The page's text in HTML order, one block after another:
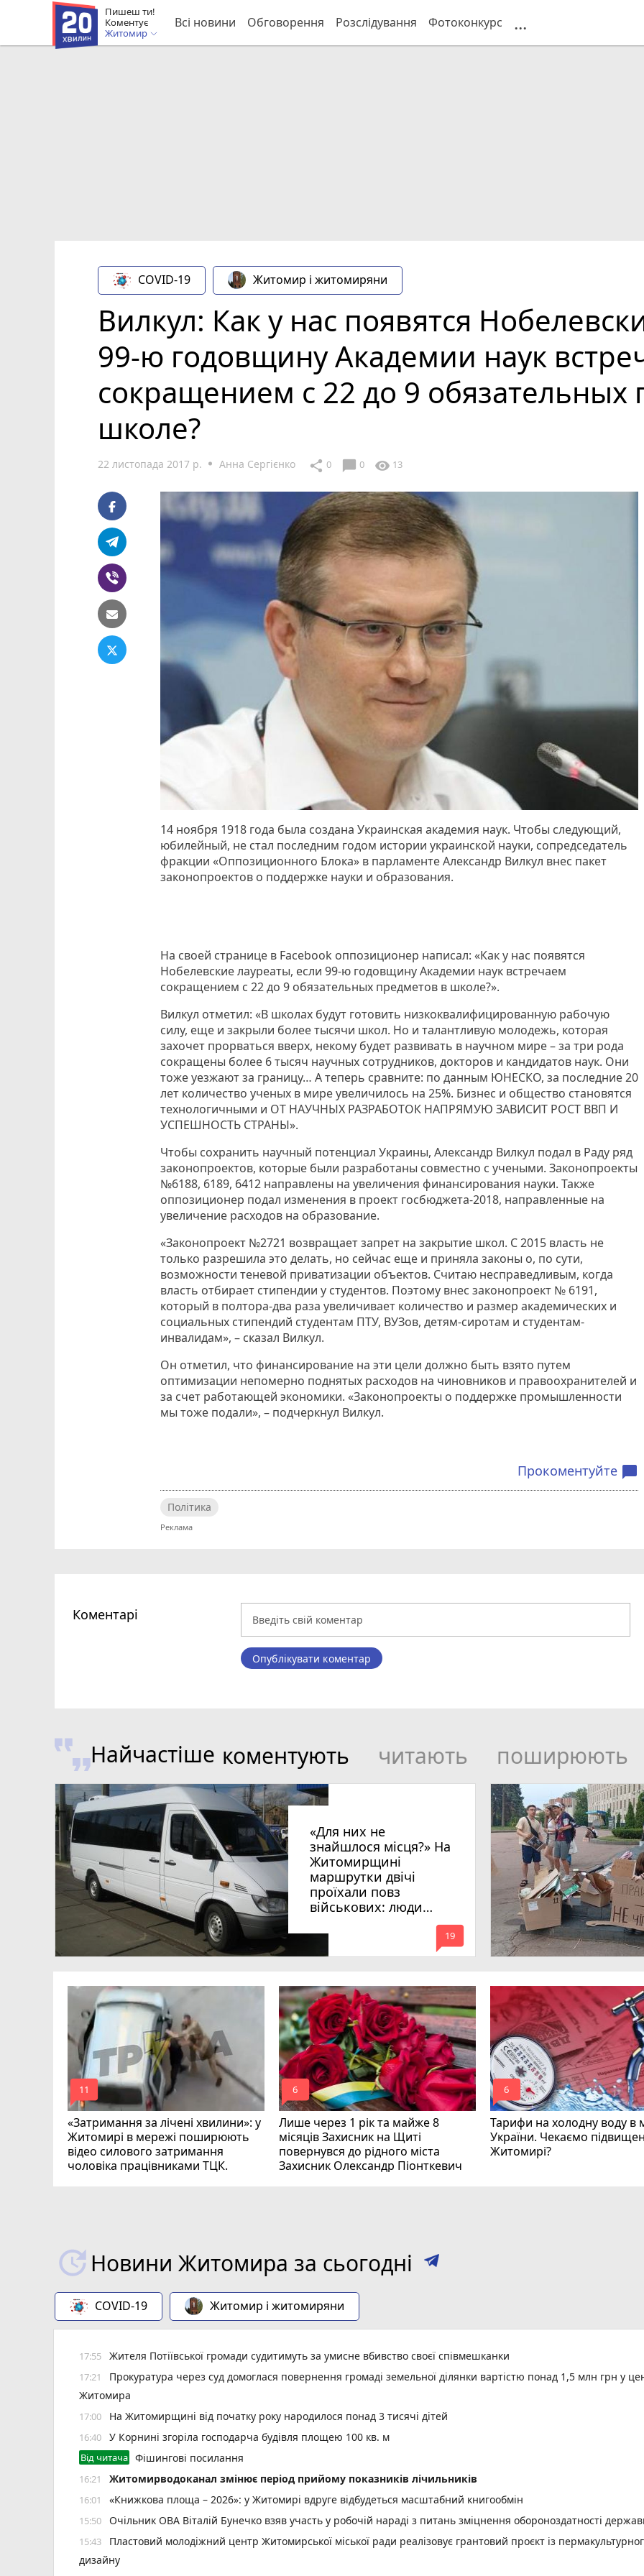
Пишеш ти!
Коментує
Житомир
Всі новини Обговорення Розслідування Фотоконкурс ...
COVID-19 Житомир і житомиряни
Вилкул: Как у нас появятся
99-ю годовщину Академии наук
сокращением с 22 до 9 обязательных
школе?
22 листопада 2017 р. Анна Сергієнко share 0 chat_bubble 0 visibility 13
14 ноября 1918 года была создана Украинская академия наук. Чтобы следующий,
юбилейный, не стал последним годом истории украинской науки, сопредседатель
фракции «Оппозиционного Блока» в парламенте Александр Вилкул внес пакет
законопроектов о поддержке науки и образования.
На своей странице в Facebook оппозиционер написал: «Как у нас появятся
Нобелевские лауреаты, если 99-ю годовщину Академии наук встречаем
сокращением с 22 до 9 обязательных предметов в школе?».
Вилкул отметил: «В школах будут готовить низкоквалифицированную рабочую
силу, еще и закрыли более тысячи школ. Но и талантливую молодежь, которая
захочет прорваться вверх, некому будет развивать в научном мире – за три рода
сокращены более 6 тысяч научных сотрудников, докторов и кандидатов наук. Они
тоже уезжают за границу… А теперь сравните: по данным ЮНЕСКО, за последние 20
лет количество ученых в мире увеличилось на 25%. Бизнес и общество становятся
технологичными и ОТ НАУЧНЫХ РАЗРАБОТОК НАПРЯМУЮ ЗАВИСИТ РОСТ ВВП И
УСПЕШНОСТЬ СТРАНЫ».
Чтобы сохранить научный потенциал Украины, Александр Вилкул подал в Раду ряд
законопроектов, которые были разработаны совместно с учеными. Законопроекты
№6188, 6189, 6412 направлены на увеличения финансирования науки. Также
оппозиционер подал изменения в проект госбюджета-2018, направленные на
увеличение расходов на образование.
«Законопроект №2721 возвращает запрет на закрытие школ. С 2015 власть не
только разрешила это делать, но сейчас еще и приняла законы о, по сути,
возможности теневой приватизации объектов. Считаю несправедливым, когда
власть отбирает стипендии у студентов. Поэтому внес законопроект № 6191,
который в полтора-два раза увеличивает количество и размер академических и
социальных стипендий студентам ПТУ, ВУЗов, детям-сиротам и студентам-
инвалидам», – сказал Вилкул.
Он отметил, что финансирование на эти цели должно быть взято путем
оптимизации непомерно поднятых расходов на чиновников и правоохранителей и
за счет работающей экономики. «Законопроекты о поддержке промышленности
мы тоже подали», – подчеркнул Вилкул.
Прокоментуйте chat_bubble
Політика
Коментарі
Опублікувати коментар
Найчастіше коментують читають поширюють
«Для них не
знайшлося місця?» На
Житомирщині
маршрутки двічі
проїхали повз
військових: люди
вимагають покарати
винних
mode_comment
19
«Затримання за лічені хвилини»: у
Житомирі в мережі поширюють
відео силового затримання
чоловіка працівниками ТЦК.
mode_comment
11
Лише через 1 рік та майже 8
місяців Захисник на Щиті
повернувся до рідного міста
Захисник Олександр Піонткевич
mode_comment
6
Тарифи на холодну воду в
України. Чекаємо
Житомирі?
mode_comment
6
Новини Житомира за сьогодні
COVID-19 Житомир і житомиряни
17:55 Жителя Потіївської громади судитимуть за умисне вбивство своєї співмешканки
17:21
Прокуратура через суд домоглася повернення громаді земельної ділянки вартістю понад 1,5 млн грн у
Житомира
17:00 На Житомирщині від початку року народилося понад 3 тисячі дітей
16:40 У Корнині згоріла господарча будівля площею 100 кв. м
Від читача Фішингові посилання
16:21 Житомирводоканал змінює період прийому показників лічильників
16:01 «Книжкова площа – 2026»: у Житомирі вдруге відбудеться масштабний книгообмін
15:50 Очільник ОВА Віталій Бунечко взяв участь у робочій нараді з питань зміцнення обороноздатності
15:43
Пластовий молодіжний центр Житомирської міської ради реалізовує грантовий проєкт із
дизайну